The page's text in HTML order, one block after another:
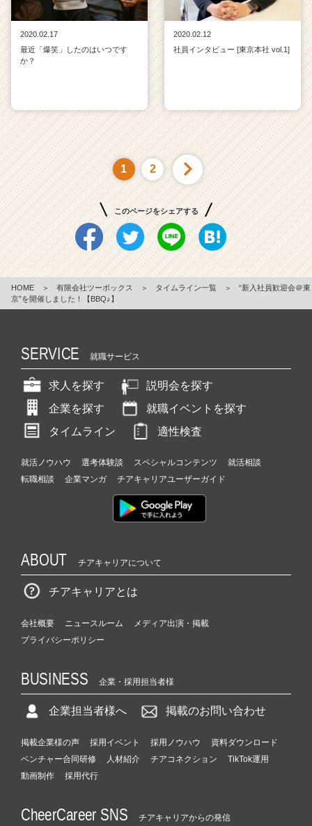
2020.02.17
最近「爆笑」したのはいつです
か？
2020.02.12
社員インタビュー [東京本社 vol.1]
1 2
このページをシェアする
HOME ＞ 有限会社ツーボックス ＞ タイムライン一覧 ＞
“新入社員歓迎会＠東
京”を開催しました！【BBQ♪】
SERVICE 就職サービス
求人を探す
説明会を探す
企業を探す
就職イベントを探す
タイムライン
適性検査
就活ノウハウ 選考体験談 スペシャルコンテンツ
就活相談
転職相談
企業マンガ チアキャリアユーザーガイド
ABOUT チアキャリアについて
チアキャリアとは
会社概要 ニュースルーム
メディア出演・掲載
プライバシーポリシー
BUSINESS 企業・採用担当者様
企業担当者様へ 掲載のお問い合わせ
掲載企業様の声 採用イベント 採用ノウハウ
資料ダウンロード
ベンチャー合同研修
人材紹介 チアコネクション
TikTok運用
動画制作
採用代行
CheerCareer SNS チアキャリアからの発信